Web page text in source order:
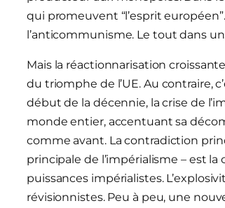
qui promeuvent “l’esprit
l’anticommunisme. Le tout dans
Mais la réactionnarisation
du triomphe de l’UE. Au contraire,
début de la décennie, la crise de
monde entier, accentuant sa
comme avant. La contradiction
principale de l’impérialisme – est
puissances impérialistes.
révisionnistes. Peu à peu, une